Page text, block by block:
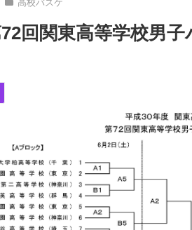
高校バスケ
回関東高等学校男